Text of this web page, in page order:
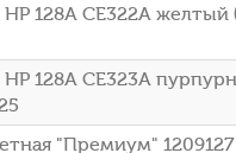
128A CE322A желтый
128A CE323A
"Премиум" 1209127